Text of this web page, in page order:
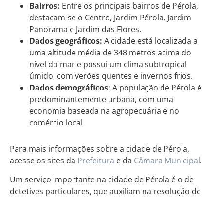
Bairros: Entre os principais bairros de Pérola,
destacam-se o Centro, Jardim Pérola, Jardim
Panorama e Jardim das Flores.
Dados geográficos: A cidade está localizada a
uma altitude média de 348 metros acima do
nível do mar e possui um clima subtropical
úmido, com verões quentes e invernos frios.
Dados demográficos: A população de Pérola é
predominantemente urbana, com uma
economia baseada na agropecuária e no
comércio local.
Para mais informações sobre a cidade de Pérola,
acesse os sites da Prefeitura e da Câmara Municipal.
Um serviço importante na cidade de Pérola é o de
detetives particulares, que auxiliam na resolução de